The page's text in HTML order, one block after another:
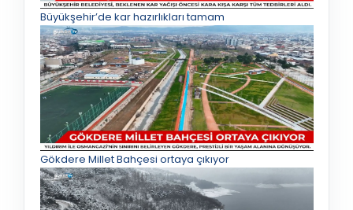
Büyükşehir’de kar hazırlıkları tamam
Gökdere Millet Bahçesi ortaya çıkıyor